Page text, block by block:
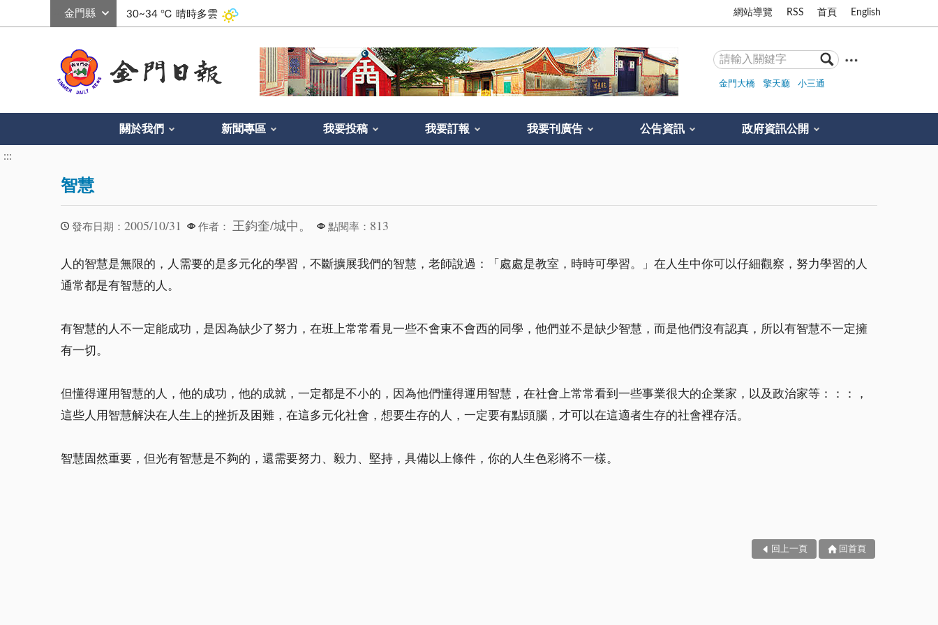
30~34 ℃ 晴時多雲 網站導覽 RSS 首頁 English
金門大橋 擎天廳 小三通
關於我們 新聞專區 我要投稿 我要訂報 我要刊廣告 公告資訊 政府資訊公開
:::
智慧
發布日期： 2005/10/31 作者： 王鈞奎/城中。 點閱率： 813
人的智慧是無限的，人需要的是多元化的學習，不斷擴展我們的智慧，老師說過：「處處是教室，時時可學習。」在人生中你可以仔細觀察，努力學習的人
通常都是有智慧的人。
有智慧的人不一定能成功，是因為缺少了努力，在班上常常看見一些不會東不會西的同學，他們並不是缺少智慧，而是他們沒有認真，所以有智慧不一定擁
有一切。
但懂得運用智慧的人，他的成功，他的成就，一定都是不小的，因為他們懂得運用智慧，在社會上常常看到一些事業很大的企業家，以及政治家等：：：，
這些人用智慧解決在人生上的挫折及困難，在這多元化社會，想要生存的人，一定要有點頭腦，才可以在這適者生存的社會裡存活。
智慧固然重要，但光有智慧是不夠的，還需要努力、毅力、堅持，具備以上條件，你的人生色彩將不一樣。
回上一頁 回首頁